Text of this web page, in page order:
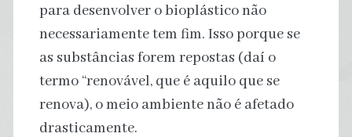
para desenvolver o bioplástico não
necessariamente tem fim. Isso porque se
as substâncias forem repostas (daí o
termo “renovável, que é aquilo que se
renova), o meio ambiente não é afetado
drasticamente.